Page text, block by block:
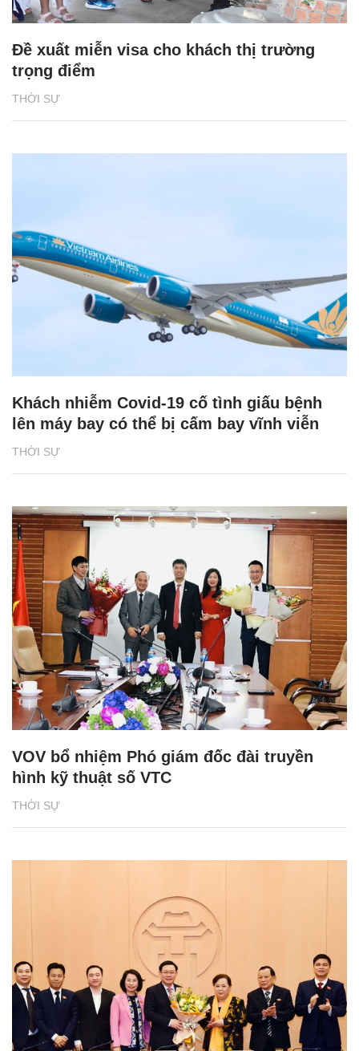
THỜI SỰ
Đề xuất miễn visa cho khách thị trường
trọng điểm
THỜI SỰ
Khách nhiễm Covid-19 cố tình giấu bệnh
lên máy bay có thể bị cấm bay vĩnh viễn
THỜI SỰ
VOV bổ nhiệm Phó giám đốc đài truyền
hình kỹ thuật số VTC